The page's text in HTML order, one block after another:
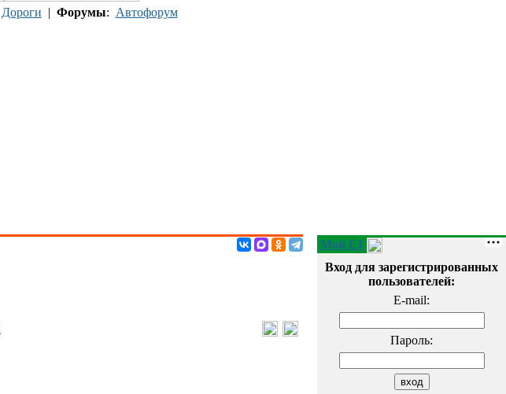
Дороги | Форумы: Автофорум
Мой E1
Вход для зарегистрированных
пользователей:
E-mail:
Пароль: